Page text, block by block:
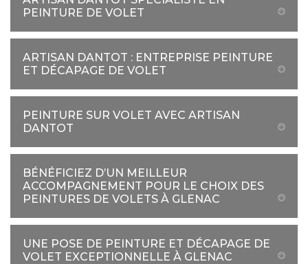
PEINTURE DE VOLET
ARTISAN DANTOT : ENTREPRISE PEINTURE
ET DÉCAPAGE DE VOLET
PEINTURE SUR VOLET AVEC ARTISAN
DANTOT
BÉNÉFICIEZ D’UN MEILLEUR
ACCOMPAGNEMENT POUR LE CHOIX DES
PEINTURES DE VOLETS À GLENAC
UNE POSE DE PEINTURE ET DÉCAPAGE DE
VOLET EXCEPTIONNELLE À GLENAC